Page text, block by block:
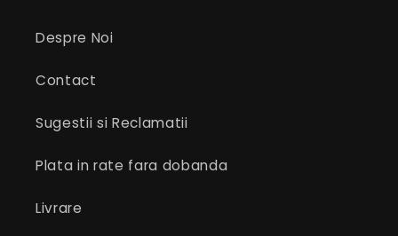
Despre Noi
Contact
Sugestii si Reclamatii
Plata in rate fara dobanda
Livrare